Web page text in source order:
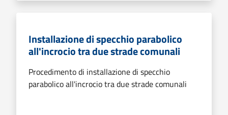
Installazione di specchio parabolico
all'incrocio tra due strade comunali
Procedimento di installazione di specchio
parabolico all'incrocio tra due strade comunali